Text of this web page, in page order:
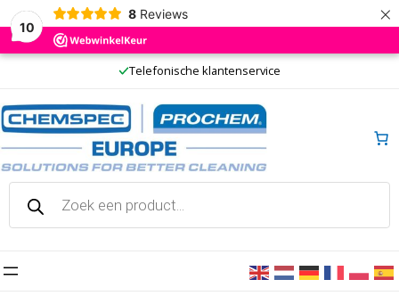
10
8 Reviews ×
Ga
de
inhoud
Telefonische klantenservice
Producten
zoeken